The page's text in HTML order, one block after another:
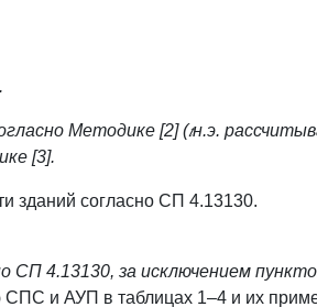
Методике [2] (𝑡н.э.
[3].
зданий согласно СП 4.13130.
4.13130, за исключением
и АУП в таблицах 1–4 и их